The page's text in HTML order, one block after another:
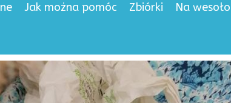
Jak można pomóc Zbiórki Na wesoło